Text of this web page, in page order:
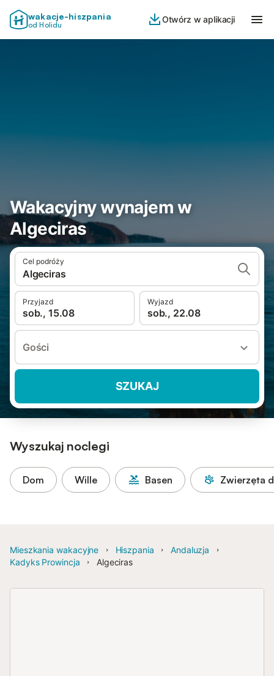
wakacje-hiszpania
od Holidu
Otwórz w aplikacji
Wakacyjny wynajem w
Algeciras
Cel podróży
Algeciras
Przyjazd
sob., 15.08
Wyjazd
sob., 22.08
Gości
SZUKAJ
Wyszukaj noclegi
Dom Wille Basen Zwierzęta
Mieszkania wakacyjne Hiszpania
Andaluzja
Kadyks Prowincja
Algeciras